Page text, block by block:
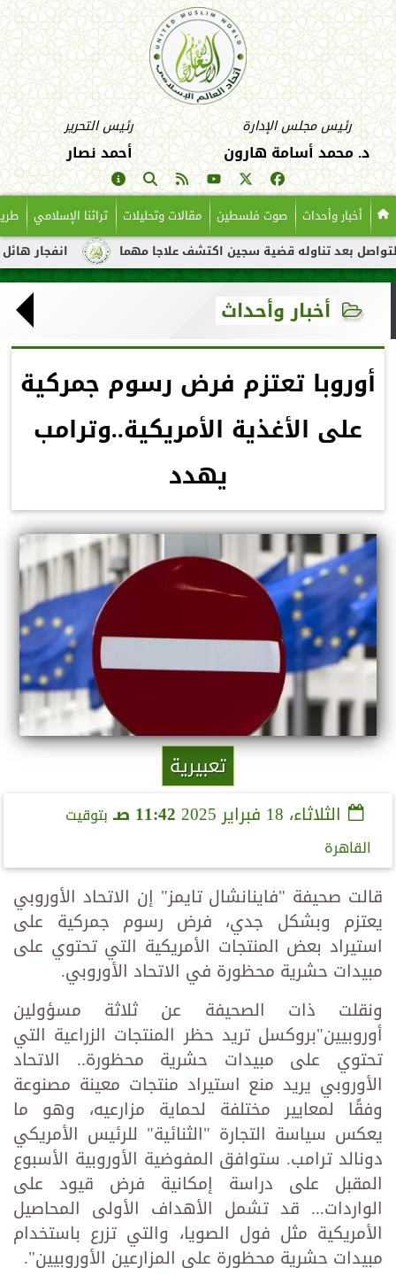
رئيس مجلس الإدارة
د. محمد أسامة هارون
رئيس التحرير
أحمد نصار
أخبار وأحداث صوت فلسطين مقالات وتحليلات تراثنا الإسلامي
انفجار هائل لناقلة تناوله قضية سجين اكتشف علاجا مهما
أخبار وأحداث
أوروبا تعتزم فرض رسوم جمركية
على الأغذية الأمريكية..وترامب
يهدد
تعبيرية
الثلاثاء، 18 فبراير 2025 11:42 صـ
بتوقيت
القاهرة
قالت صحيفة "فاينانشال تايمز" إن الاتحاد الأوروبي
يعتزم وبشكل جدي، فرض رسوم جمركية على
استيراد بعض المنتجات الأمريكية التي تحتوي على
مبيدات حشرية محظورة في الاتحاد الأوروبي.
ونقلت ذات الصحيفة عن ثلاثة مسؤولين
أوروبيين"بروكسل تريد حظر المنتجات الزراعية التي
تحتوي على مبيدات حشرية محظورة.. الاتحاد
الأوروبي يريد منع استيراد منتجات معينة مصنوعة
وفقًا لمعايير مختلفة لحماية مزارعيه، وهو ما
يعكس سياسة التجارة "الثنائية" للرئيس الأمريكي
دونالد ترامب. ستوافق المفوضية الأوروبية الأسبوع
المقبل على دراسة إمكانية فرض قيود على
الواردات... قد تشمل الأهداف الأولى المحاصيل
الأمريكية مثل فول الصويا، والتي تزرع باستخدام
مبيدات حشرية محظورة على المزارعين الأوروبيين".